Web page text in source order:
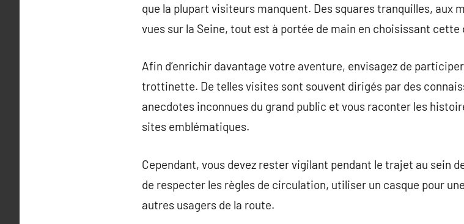
que la plupart visiteurs manquent. Des squares tranquilles, aux
vues sur la Seine, tout est à portée de main en choisissant cette
Afin d’enrichir davantage votre aventure, envisagez de
trottinette. De telles visites sont souvent dirigés par des
anecdotes inconnues du grand public et vous raconter les
sites emblématiques.
Cependant, vous devez rester vigilant pendant le trajet au sein
de respecter les règles de circulation, utiliser un casque pour
autres usagers de la route.